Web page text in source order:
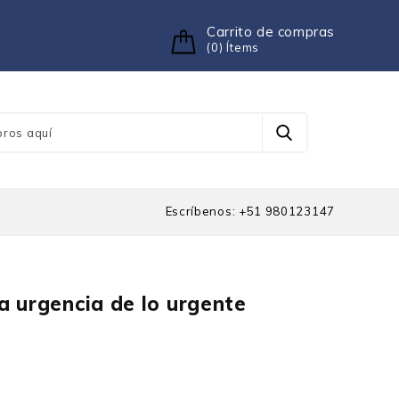
Carrito de compras
(0) Ítems
Escríbenos: +51 980123147
urgencia de lo urgente